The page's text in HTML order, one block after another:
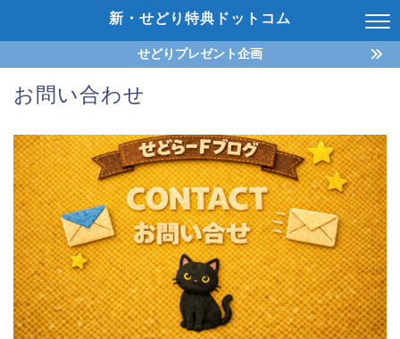
新・せどり特典ドットコム
せどりプレゼント企画
お問い合わせ